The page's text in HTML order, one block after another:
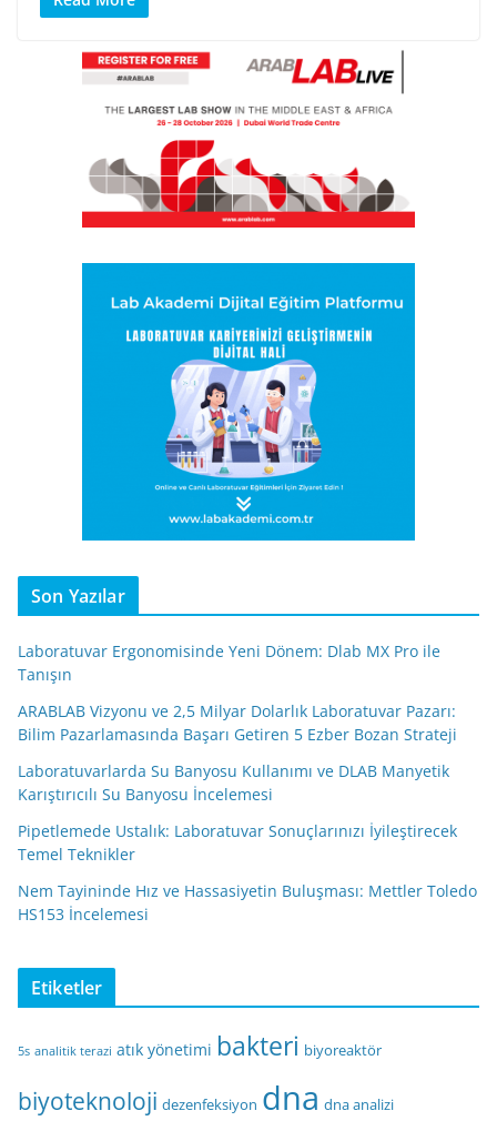
Son Yazılar
Laboratuvar Ergonomisinde Yeni Dönem: Dlab MX Pro ile
Tanışın
ARABLAB Vizyonu ve 2,5 Milyar Dolarlık Laboratuvar Pazarı:
Bilim Pazarlamasında Başarı Getiren 5 Ezber Bozan Strateji
Laboratuvarlarda Su Banyosu Kullanımı ve DLAB Manyetik
Karıştırıcılı Su Banyosu İncelemesi
Pipetlemede Ustalık: Laboratuvar Sonuçlarınızı İyileştirecek
Temel Teknikler
Nem Tayininde Hız ve Hassasiyetin Buluşması: Mettler Toledo
HS153 İncelemesi
Etiketler
5s analitik terazi atık yönetimi bakteri biyoreaktör
biyoteknoloji dezenfeksiyon dna dna analizi